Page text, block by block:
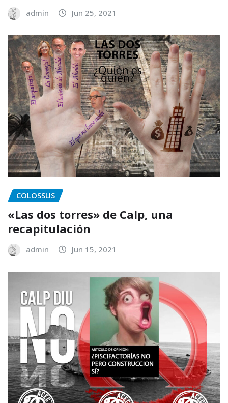
admin Jun 25, 2021
COLOSSUS
«Las dos torres» de Calp, una
recapitulación
admin Jun 15, 2021